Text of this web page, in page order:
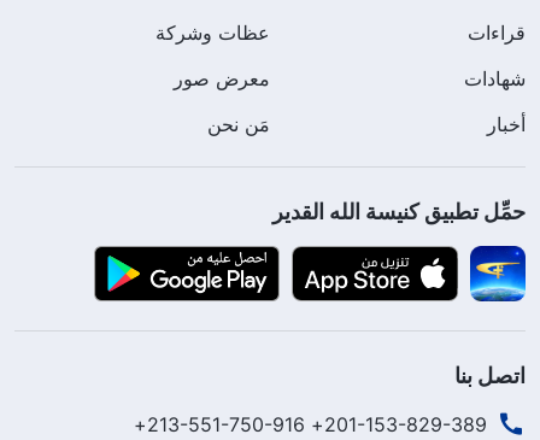
قراءات
عظات وشركة
شهادات
معرض صور
أخبار
مَن نحن
حمِّل تطبيق كنيسة الله القدير
اتصل بنا
201-153-829-389+ 213-551-750-916+